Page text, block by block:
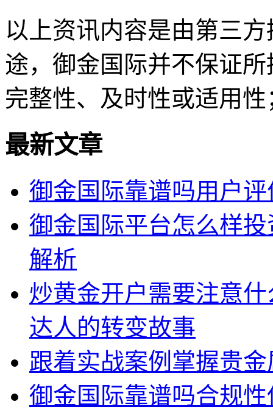
以上资讯内容是由第三
途，御金国际并不保证
完整性、及时性或适用
最新文章
御金国际靠谱吗用户
御金国际平台怎么样
解析
炒黄金开户需要注意
达人的转变故事
跟着实战案例掌握贵
御金国际靠谱吗合规